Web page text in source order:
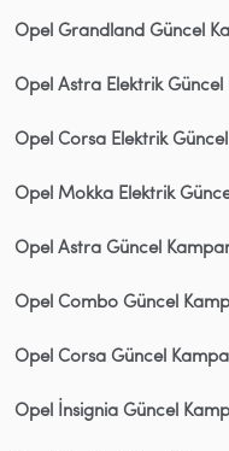
Opel Grandland Güncel
Opel Astra Elektrik Güncel
Opel Corsa Elektrik
Opel Mokka Elektrik
Opel Astra Güncel
Opel Combo Güncel
Opel Corsa Güncel
Opel İnsignia Güncel